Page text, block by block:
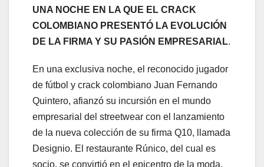
UNA NOCHE EN LA QUE EL CRACK
COLOMBIANO PRESENTÓ LA EVOLUCIÓN
DE LA FIRMA Y SU PASIÓN EMPRESARIAL.
En una exclusiva noche, el reconocido jugador
de fútbol y crack colombiano Juan Fernando
Quintero, afianzó su incursión en el mundo
empresarial del streetwear con el lanzamiento
de la nueva colección de su firma Q10, llamada
Designio. El restaurante Rúnico, del cual es
socio, se convirtió en el epicentro de la moda,